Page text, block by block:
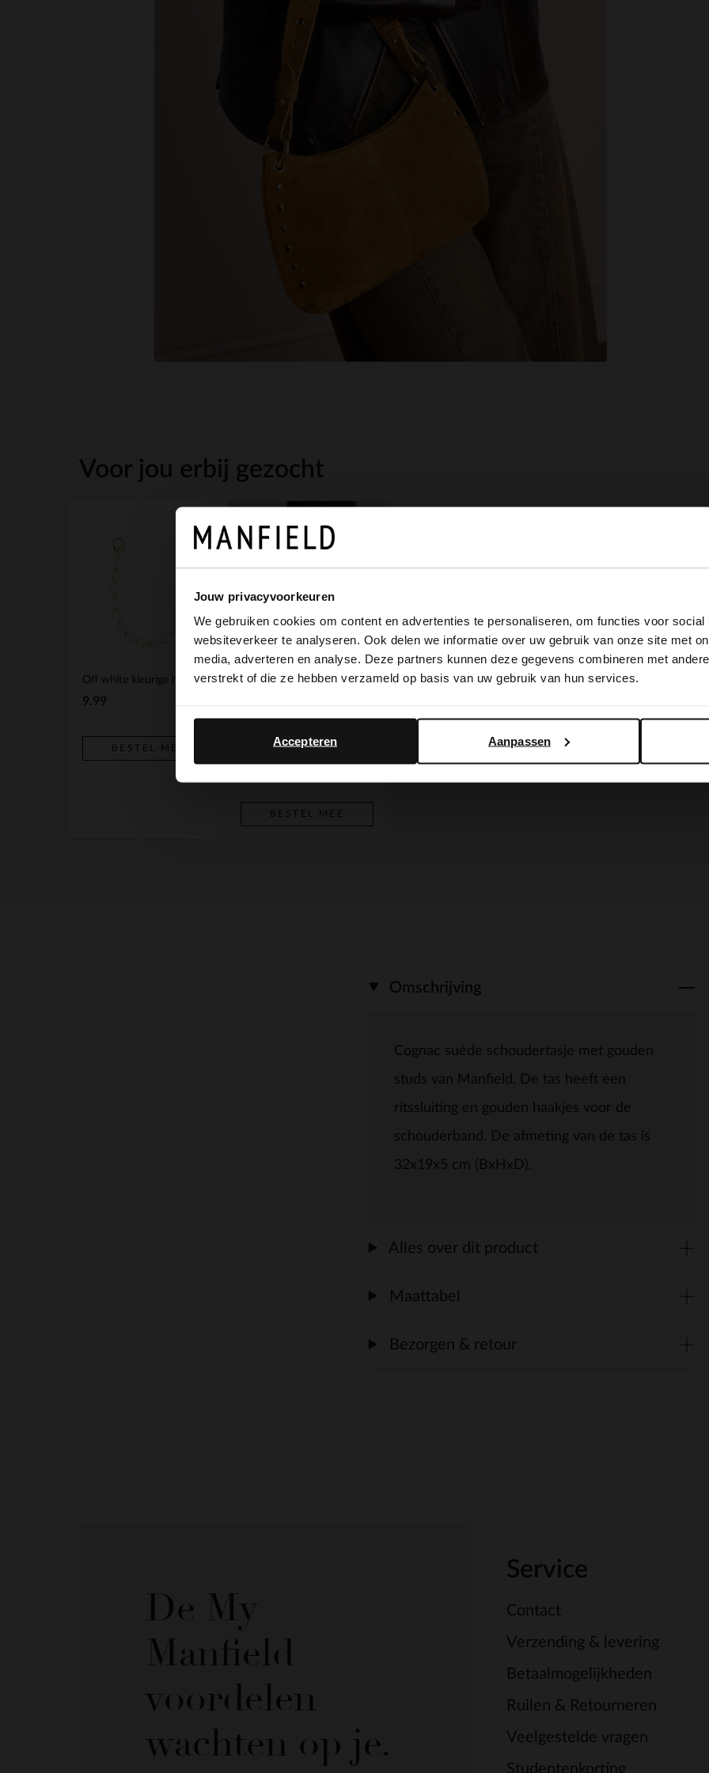
Jouw privacyvoorkeuren
We gebruiken cookies om content en advertenties te personaliseren, om functies voor social
websiteverkeer te analyseren. Ook delen we informatie over uw gebruik van onze site met
media, adverteren en analyse. Deze partners kunnen deze gegevens combineren met
verstrekt of die ze hebben verzameld op basis van uw gebruik van hun services.
Aanpassen
Accepteren
Voor jou erbij gezocht
Off white kleurige hartjes bag charm
9.99
BESTEL MEE
Cognac suède sandalen
89.99
71.99
-10% EXTRA
BESTEL MEE
Omschrijving
Cognac suède schoudertasje met gouden
studs van Manfield. De tas heeft een
ritssluiting en gouden haakjes voor de
schouderband. De afmeting van de tas is
32x19x5 cm (BxHxD).
Alles over dit product
Maattabel
Bezorgen & retour
De My
Manfield
voordelen
wachten op je.
Service
Contact
Verzending & levering
Betaalmogelijkheden
Ruilen & Retourneren
Veelgestelde vragen
Studentenkorting
It looks like your language isn't Dutch. Would you like to